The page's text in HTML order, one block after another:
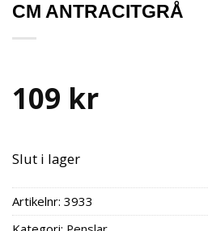
CM ANTRACITGRÅ
109 kr
Slut i lager
Artikelnr: 3933